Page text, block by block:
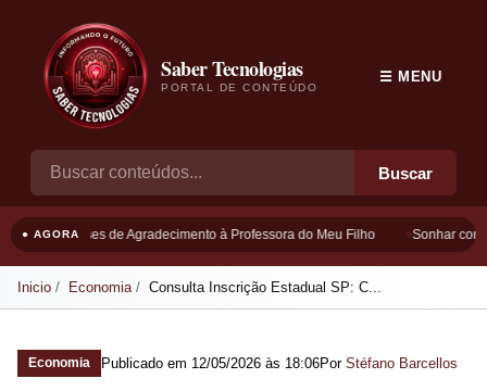
Saber Tecnologias
PORTAL DE CONTEÚDO
Buscar
☰ MENU
● AGORAFrases de Agradecimento à Professora do Meu Filho Sonhar com
Inicio Economia Consulta Inscrição Estadual SP: C...
Economia Publicado em 12/05/2026 às 18:06Por Stéfano Barcellos